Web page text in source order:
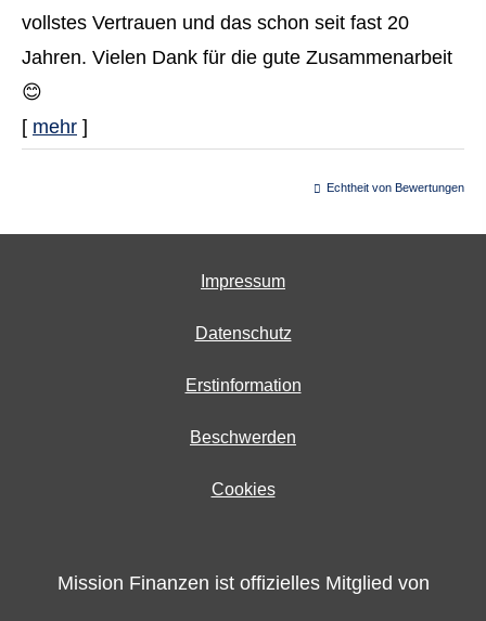
vollstes Vertrauen und das schon seit fast 20
Jahren. Vielen Dank für die gute Zusammenarbeit
😊
[ mehr ]
Echtheit von Bewertungen
Impressum
Datenschutz
Erstinformation
Beschwerden
Cookies
Mission Finanzen ist offizielles Mitglied von